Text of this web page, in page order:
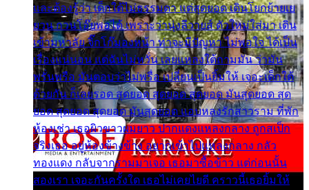
และต้องรู้ว่า เด็กใต้ไม่ธรรมดา แต่สุดยอด เดินโยกย้ายเย
ยวน กวนโอ๊ยพอได้ เพราะว่านุ่งลีวายส์ ตัวใหม่ใส่มา เดิน
เข้ามหาลัย จิ๊กโก๊มองหน้า ท่าจะมีปัญหา ไม่พอใจ ได้เป็น
เรื่องแน่นอน แต่ฉันไม่หวั่น เลยแหลงใต้ถามมัน ว่ามัน
พรั่นพรือ มันตอบว่าไม่พรื่อ เปลี่ยนเป็นยิ้มให้ เจอะเด็กใต้
ด้วยกัน ก็เลยรอด สุดยอด สุดยอด สุดยอด มันสุดยอด สุด
ยอด สุดยอด สุดยอด มันสุดยอด แอบหลงรักสาวราม ที่พัก
ห้องเช่า เธอผิวขาวผมยาว ปากแดงแหลงกลาง ถูกสเป็ก
จริงเธอ อยู่ห้องข้างข้าง อยากเข้าไปแหลงกลาง กลัว
ทองแดง กลับจากรามมาเจอ เธอมาซื้อข้าว แต่ก่อนนั้น
สองเรา เจอะกันครั้งใด เธอไม่เคยไยดี คราวนี้เธอยิ้มให้